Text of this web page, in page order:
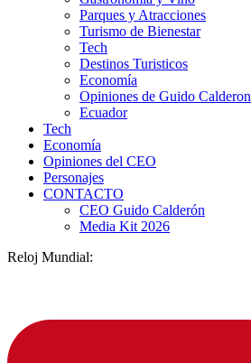
Parques y Atracciones
Turismo de Bienestar
Tech
Destinos Turisticos
Economía
Opiniones de Guido Calderon
Ecuador
Tech
Economía
Opiniones del CEO
Personajes
CONTACTO
CEO Guido Calderón
Media Kit 2026
Reloj Mundial: